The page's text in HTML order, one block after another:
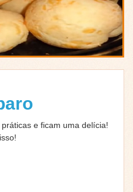
e ficam uma delícia!